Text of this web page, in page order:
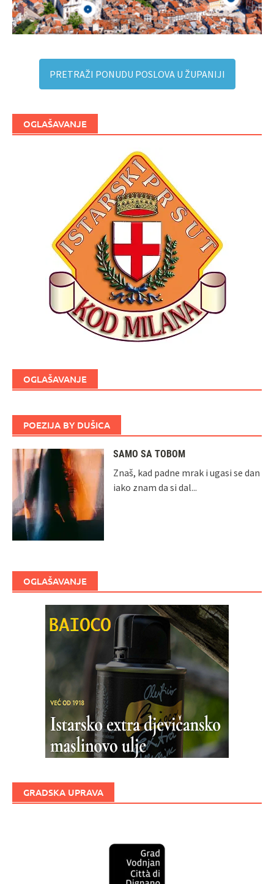
PRETRAŽI PONUDU POSLOVA U ŽUPANIJI
OGLAŠAVANJE
OGLAŠAVANJE
POEZIJA BY DUŠICA
SAMO SA TOBOM
Znaš, kad padne mrak i ugasi se dan
iako znam da si dal...
OGLAŠAVANJE
GRADSKA UPRAVA